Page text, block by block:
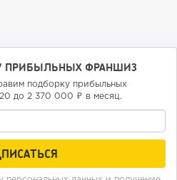
ПРИБЫЛЬНЫХ ФРАНШИЗ
подборку прибыльных
до 2 370 000 ₽ в месяц.